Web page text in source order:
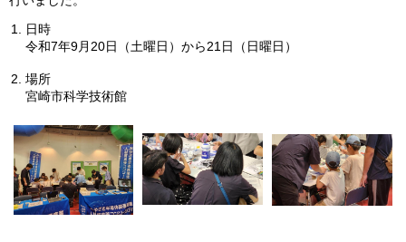
日時
令和7年9月20日（土曜日）から21日（日曜日）
場所
宮崎市科学技術館